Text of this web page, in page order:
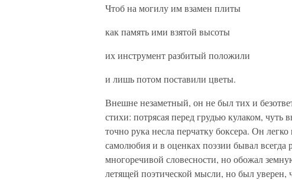
Чтоб на могилу им взамен плиты
как память ими взятой высоты
их инструмент разбитый положили
и лишь потом поставили цветы.
Внешне незаметный, он не был тих и
стихи: потрясая перед грудью кулаком,
точно рука несла перчатку боксера. Он
самолюбия и в оценках поэзии бывал
многоречивой словесности, но обожал
летящей поэтической мысли, но был